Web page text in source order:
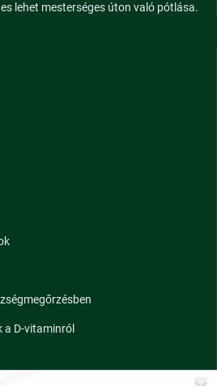
lehet mesterséges úton való pótlása.
a D-vitaminról